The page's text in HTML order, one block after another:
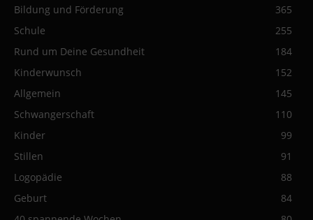
Bildung und Förderung
365
Schule
255
Rund um Deine Gesundheit
184
Kinderwunsch
152
Allgemein
145
Schwangerschaft
110
Kinder
99
Stillen
91
Logopädie
88
Geburt
84